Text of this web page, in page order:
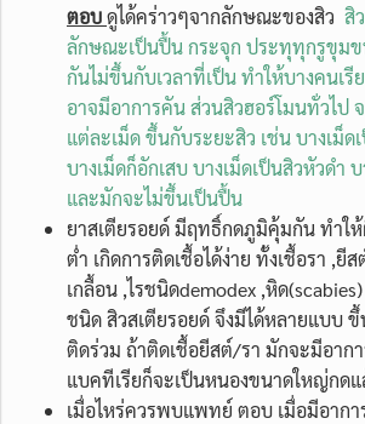
ตอบดูได้คร่าวๆจากลักษณะของสิว สิ
ลักษณะเป็นปื้น กระจุก ประทุทุกรูขุมข
กันไม่ขึ้นกับเวลาที่เป็น ทำให้บางคนเ
อาจมีอาการคัน ส่วนสิวฮอร์โมนทั่วไป
แต่ละเม็ด ขึ้นกับระยะสิว เช่น บางเม็ด
บางเม็ดก็อักเสบ บางเม็ดเป็นสิวหัวดำ
และมักจะไม่ขึ้นเป็นปื้น
ยาสเตียรอยด์ มีฤทธิ์กดภูมิคุ้มกัน ทำใ
ต่ำ เกิดการติดเชื้อได้ง่าย ทั้งเชื้อรา ,ยี
เกลื้อน ,ไรชนิดdemodex ,หิด
ชนิด สิวสเตียรอยด์ จึงมีได้หลายแบบ
ติดร่วม ถ้าติดเชื้อยีสต์/รา มักจะมีอาก
แบคทีเรียก็จะเป็นหนองขนาดใหญ่กดแ
เมื่อไหร่ควรพบแพทย์ ตอบ เมื่อมีอาก